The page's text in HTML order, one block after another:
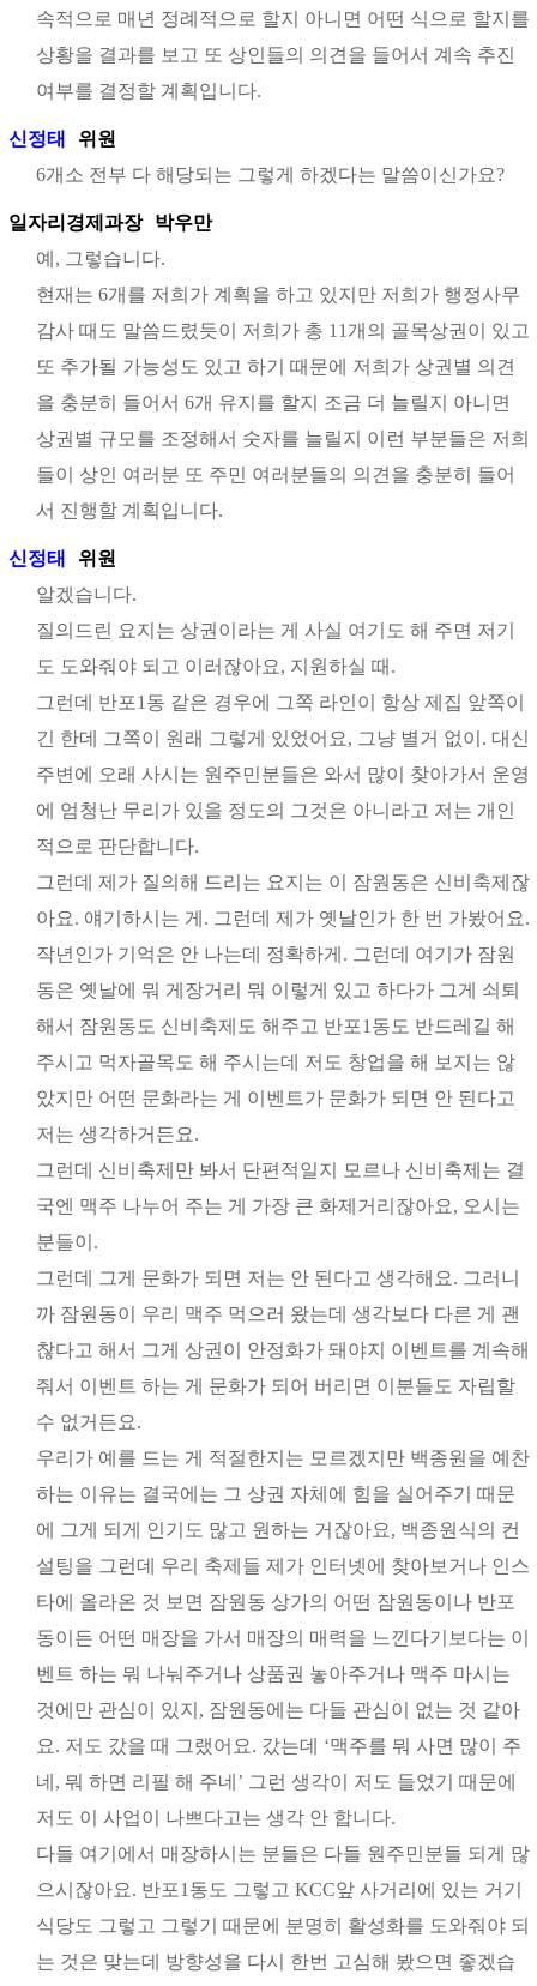
속적으로 매년 정례적으로 할지 아니면 어떤 식으로 할지를
상황을 결과를 보고 또 상인들의 의견을 들어서 계속 추진
여부를 결정할 계획입니다.
신정태
위원
6개소 전부 다 해당되는 그렇게 하겠다는 말씀이신가요?
일자리경제과장
박우만
예, 그렇습니다.
현재는 6개를 저희가 계획을 하고 있지만 저희가 행정사무
감사 때도 말씀드렸듯이 저희가 총 11개의 골목상권이 있고
또 추가될 가능성도 있고 하기 때문에 저희가 상권별 의견
을 충분히 들어서 6개 유지를 할지 조금 더 늘릴지 아니면
상권별 규모를 조정해서 숫자를 늘릴지 이런 부분들은 저희
들이 상인 여러분 또 주민 여러분들의 의견을 충분히 들어
서 진행할 계획입니다.
신정태
위원
알겠습니다.
질의드린 요지는 상권이라는 게 사실 여기도 해 주면 저기
도 도와줘야 되고 이러잖아요, 지원하실 때.
그런데 반포1동 같은 경우에 그쪽 라인이 항상 제집 앞쪽이
긴 한데 그쪽이 원래 그렇게 있었어요, 그냥 별거 없이. 대신
주변에 오래 사시는 원주민분들은 와서 많이 찾아가서 운영
에 엄청난 무리가 있을 정도의 그것은 아니라고 저는 개인
적으로 판단합니다.
그런데 제가 질의해 드리는 요지는 이 잠원동은 신비축제잖
아요. 얘기하시는 게. 그런데 제가 옛날인가 한 번 가봤어요.
작년인가 기억은 안 나는데 정확하게. 그런데 여기가 잠원
동은 옛날에 뭐 게장거리 뭐 이렇게 있고 하다가 그게 쇠퇴
해서 잠원동도 신비축제도 해주고 반포1동도 반드레길 해
주시고 먹자골목도 해 주시는데 저도 창업을 해 보지는 않
았지만 어떤 문화라는 게 이벤트가 문화가 되면 안 된다고
저는 생각하거든요.
그런데 신비축제만 봐서 단편적일지 모르나 신비축제는 결
국엔 맥주 나누어 주는 게 가장 큰 화제거리잖아요, 오시는
분들이.
그런데 그게 문화가 되면 저는 안 된다고 생각해요. 그러니
까 잠원동이 우리 맥주 먹으러 왔는데 생각보다 다른 게 괜
찮다고 해서 그게 상권이 안정화가 돼야지 이벤트를 계속해
줘서 이벤트 하는 게 문화가 되어 버리면 이분들도 자립할
수 없거든요.
우리가 예를 드는 게 적절한지는 모르겠지만 백종원을 예찬
하는 이유는 결국에는 그 상권 자체에 힘을 실어주기 때문
에 그게 되게 인기도 많고 원하는 거잖아요, 백종원식의 컨
설팅을 그런데 우리 축제들 제가 인터넷에 찾아보거나 인스
타에 올라온 것 보면 잠원동 상가의 어떤 잠원동이나 반포
동이든 어떤 매장을 가서 매장의 매력을 느낀다기보다는 이
벤트 하는 뭐 나눠주거나 상품권 놓아주거나 맥주 마시는
것에만 관심이 있지, 잠원동에는 다들 관심이 없는 것 같아
요. 저도 갔을 때 그랬어요. 갔는데 ‘맥주를 뭐 사면 많이 주
네, 뭐 하면 리필 해 주네’ 그런 생각이 저도 들었기 때문에
저도 이 사업이 나쁘다고는 생각 안 합니다.
다들 여기에서 매장하시는 분들은 다들 원주민분들 되게 많
으시잖아요. 반포1동도 그렇고 KCC앞 사거리에 있는 거기
식당도 그렇고 그렇기 때문에 분명히 활성화를 도와줘야 되
는 것은 맞는데 방향성을 다시 한번 고심해 봤으면 좋겠습